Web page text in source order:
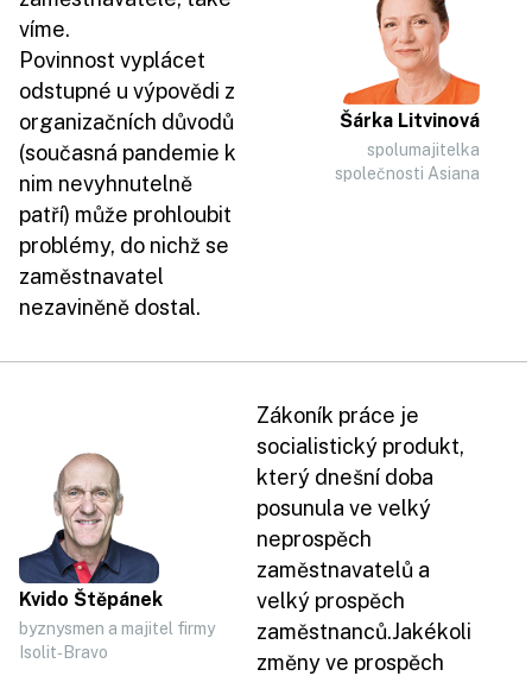
Šárka Litvinová
spolumajitelka
společnosti Asiana
víme.
Povinnost vyplácet
odstupné u výpovědi z
organizačních důvodů
(současná pandemie k
nim nevyhnutelně
patří) může prohloubit
problémy, do nichž se
zaměstnavatel
nezaviněně dostal.
Kvido Štěpánek
byznysmen a majitel firmy
Isolit‑Bravo
Zákoník práce je
socialistický produkt,
který dnešní doba
posunula ve velký
neprospěch
zaměstnavatelů a
velký prospěch
zaměstnanců.Jakékoli
změny ve prospěch